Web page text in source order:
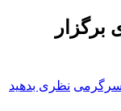
نظری بدهید